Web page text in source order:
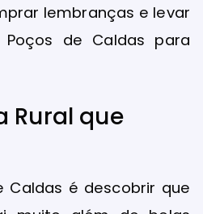
lembranças e levar
de Caldas para
Rural que
Caldas é descobrir que